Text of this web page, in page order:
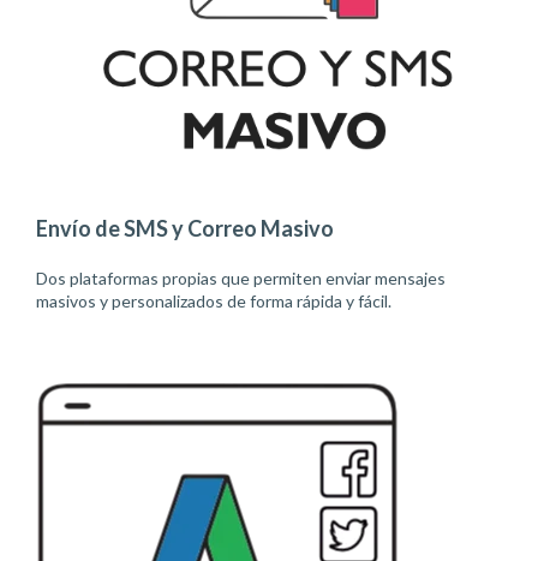
Envío de SMS y Correo Masivo
Dos plataformas propias que permiten enviar mensajes
masivos y personalizados de forma rápida y fácil.